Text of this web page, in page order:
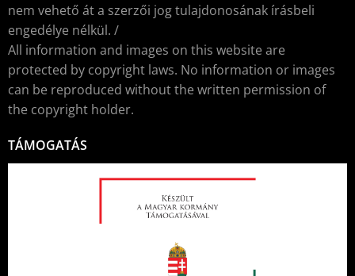
nem vehető át a szerzői jog tulajdonosának írásbeli
engedélye nélkül. /
All information and images on this website are
protected by copyright laws. No information or images
can be reproduced without the written permission of
the copyright holder.
TÁMOGATÁS